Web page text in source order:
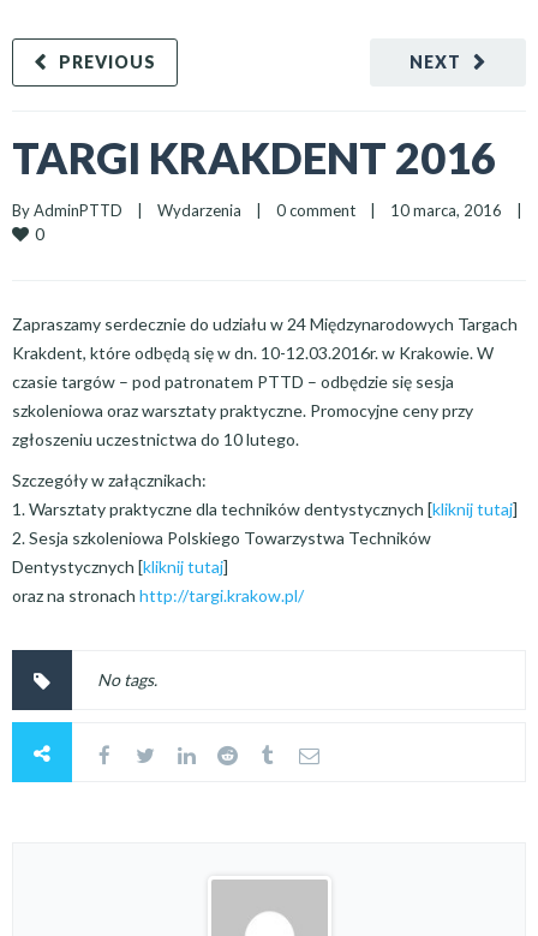
NEXT
PREVIOUS
TARGI KRAKDENT 2016
By AdminPTTD Wydarzenia 0 comment 10 marca, 2016
0
Zapraszamy serdecznie do udziału w 24 Międzynarodowych Targach
Krakdent, które odbędą się w dn. 10-12.03.2016r. w Krakowie. W
czasie targów – pod patronatem PTTD – odbędzie się sesja
szkoleniowa oraz warsztaty praktyczne. Promocyjne ceny przy
zgłoszeniu uczestnictwa do 10 lutego.
Szczegóły w załącznikach:
1. Warsztaty praktyczne dla techników dentystycznych [kliknij tutaj]
2. Sesja szkoleniowa Polskiego Towarzystwa Techników
Dentystycznych [kliknij tutaj]
oraz na stronach http://targi.krakow.pl/
No tags.